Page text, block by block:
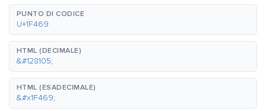
PUNTO DI CODICE
U+1F469
HTML (DECIMALE)
&#128105;
HTML (ESADECIMALE)
&#x1F469;